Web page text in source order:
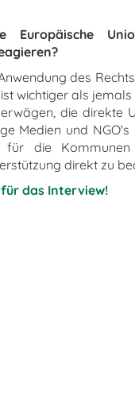
Europäische
des
wichtiger als jemals
die direkte
Medien und NGO's
für die
direkt zu
das Interview!